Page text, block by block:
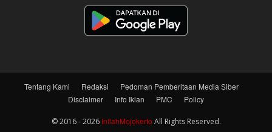
Tentang Kami Redaksi
Pedoman Pemberitaan Media Siber
Disclaimer
Info Iklan PMC Policy
© 2016 - 2026 InilahMojokerto All Rights Reserved.